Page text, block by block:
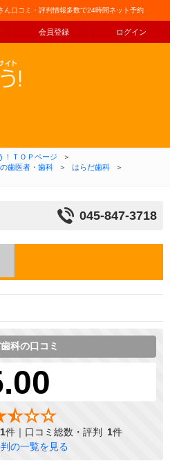
ん口コミ・評判情報多数で24時間ネット予約
会員登録 ログイン
コンテンツへ移動
！ＴＯＰページ
＞
歯医者・歯科 ＞ はらだ歯科
＞
045-847-3718
科の口コミ
1件｜口コミ総数・評判 1件
の一覧を見る